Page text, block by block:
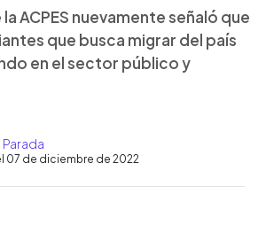
ACPES nuevamente señaló que
que busca migrar del país
en el sector público y
07 de diciembre de 2022